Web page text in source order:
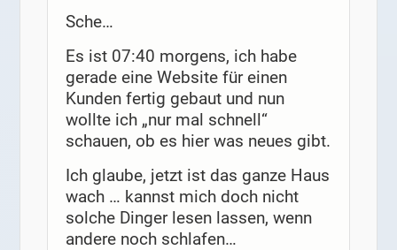
Sche…
Es ist 07:40 morgens, ich habe
gerade eine Website für einen
Kunden fertig gebaut und nun
wollte ich „nur mal schnell“
schauen, ob es hier was neues gibt.
Ich glaube, jetzt ist das ganze Haus
wach … kannst mich doch nicht
solche Dinger lesen lassen, wenn
andere noch schlafen…